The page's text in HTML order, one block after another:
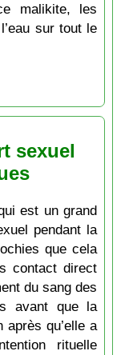
malikite, les
sur tout le
sexuel
est un grand
pendant la
que cela
contact direct
du sang des
avant que la
après qu’elle a
rituelle